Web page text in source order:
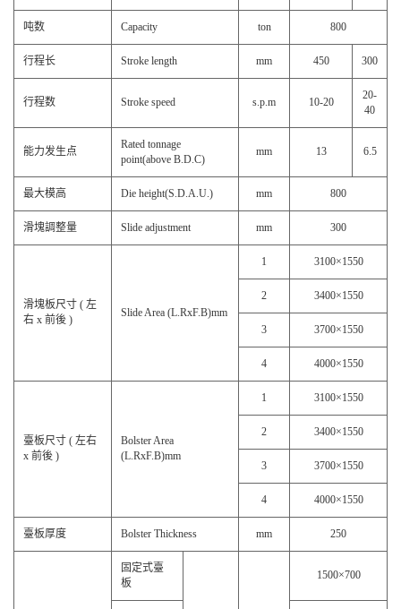
吨数 Capacity ton 800
行程长 Stroke length mm 450 300
行程数 Stroke speed s.p.m 10-20
20-
40
能力发生点
Rated tonnage
point(above B.D.C)
mm 13 6.5
最大模高 Die height(S.D.A.U.) mm 800
滑塊調整量 Slide adjustment mm 300
滑塊板尺寸 ( 左
右 x 前後 )
Slide Area (L.RxF.B)mm
1 3100×1550
2 3400×1550
3 3700×1550
4 4000×1550
臺板尺寸 ( 左右
x 前後 )
Bolster Area
(L.RxF.B)mm
1 3100×1550
2 3400×1550
3 3700×1550
4 4000×1550
臺板厚度 Bolster Thickness mm 250
固定式臺
板
1500×700